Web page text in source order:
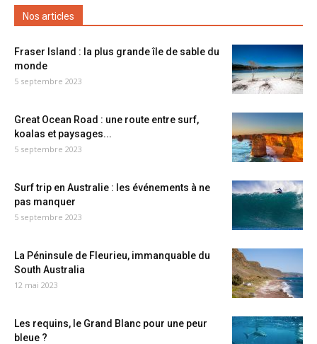
Nos articles
Fraser Island : la plus grande île de sable du
monde
5 septembre 2023
Great Ocean Road : une route entre surf,
koalas et paysages...
5 septembre 2023
Surf trip en Australie : les événements à ne
pas manquer
5 septembre 2023
La Péninsule de Fleurieu, immanquable du
South Australia
12 mai 2023
Les requins, le Grand Blanc pour une peur
bleue ?